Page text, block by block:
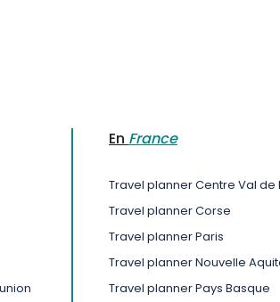
En France
Travel planner Centre Val de
Travel planner Corse
Travel planner Paris
Travel planner Nouvelle
Travel planner Pays Basque